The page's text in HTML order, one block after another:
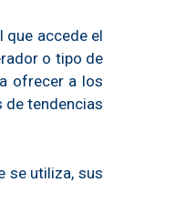
que accede el
o tipo de
ofrecer a los
de tendencias
se utiliza, sus